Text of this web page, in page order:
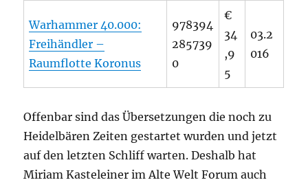
Warhammer 40.000:
Freihändler –
Raumflotte Koronus
978394
285739
0
€
34
,9
5
03.2
016
Offenbar sind das Übersetzungen die noch zu
Heidelbären Zeiten gestartet wurden und jetzt
auf den letzten Schliff warten. Deshalb hat
Miriam Kasteleiner im Alte Welt Forum auch